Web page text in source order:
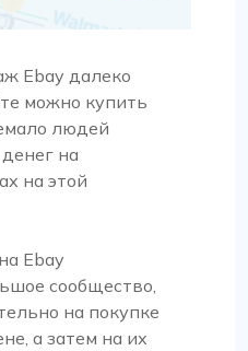
Ebay далеко
можно купить
людей
на
на этой
Ebay
сообщество,
на покупке
а затем на их